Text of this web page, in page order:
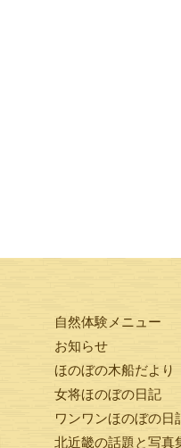
自然体験メニュー
お知らせ
ほのぼの木船だより
女将ほのぼの日記
ワンワンほのぼの日
北近畿の話題と写真